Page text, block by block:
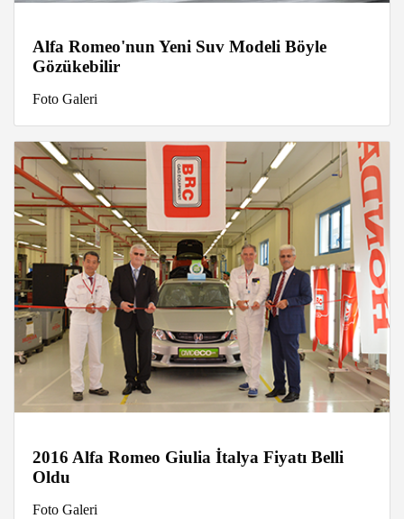
Alfa Romeo'nun Yeni Suv Modeli Böyle
Gözükebilir
Foto Galeri
2016 Alfa Romeo Giulia İtalya Fiyatı Belli
Oldu
Foto Galeri